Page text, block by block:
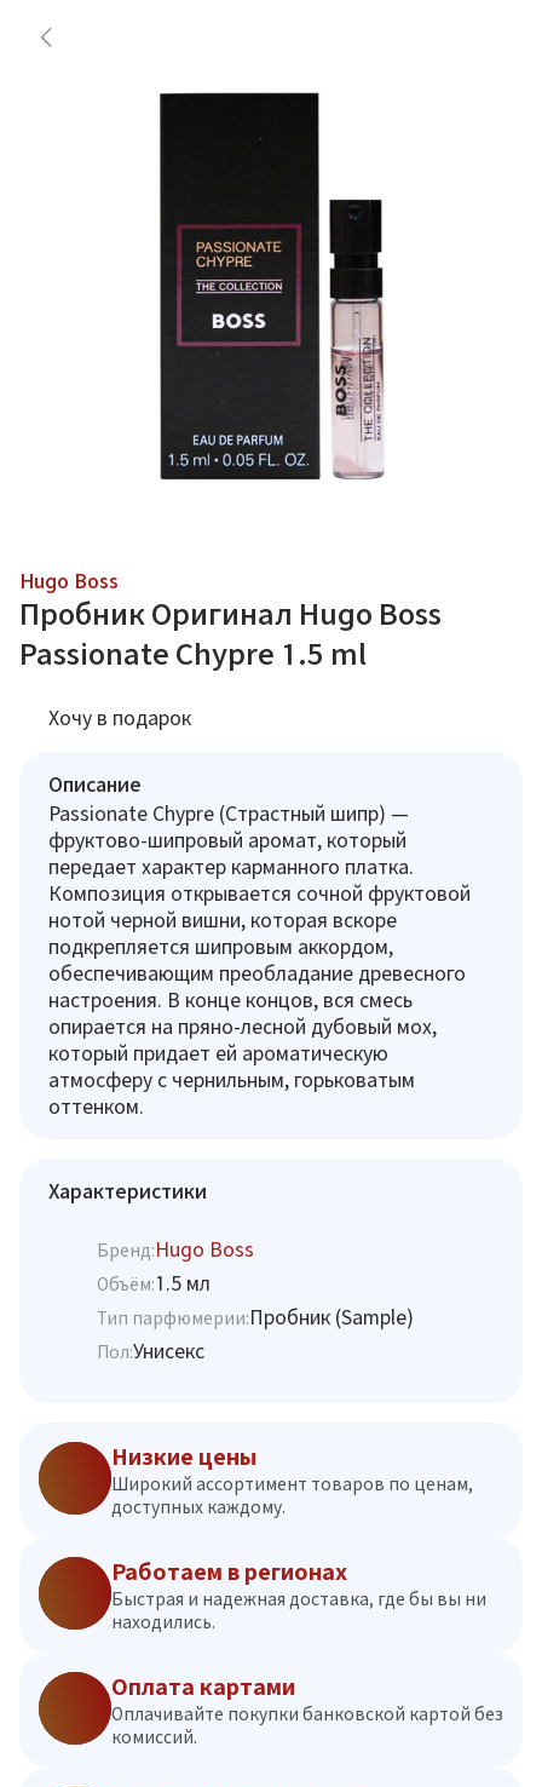
Hugo Boss
Пробник Оригинал Hugo Boss
Passionate Chypre 1.5 ml
Хочу в подарок
Описание
Passionate Chypre (Страстный шипр) —
фруктово-шипровый аромат, который
передает характер карманного платка.
Композиция открывается сочной фруктовой
нотой черной вишни, которая вскоре
подкрепляется шипровым аккордом,
обеспечивающим преобладание древесного
настроения. В конце концов, вся смесь
опирается на пряно-лесной дубовый мох,
который придает ей ароматическую
атмосферу с чернильным, горьковатым
оттенком.
Характеристики
Бренд:Hugo Boss
Объём:1.5 мл
Тип парфюмерии:Пробник (Sample)
Пол:Унисекс
Низкие цены
Широкий ассортимент товаров по ценам,
доступных каждому.
Работаем в регионах
Быстрая и надежная доставка, где бы вы ни
находились.
Оплата картами
Оплачивайте покупки банковской картой без
комиссий.